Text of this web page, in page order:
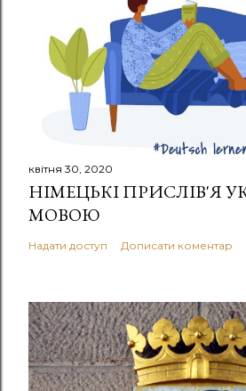
квітня 30, 2020
НІМЕЦЬКІ ПРИСЛІВ'Я
МОВОЮ
Надати доступ Дописати коментар